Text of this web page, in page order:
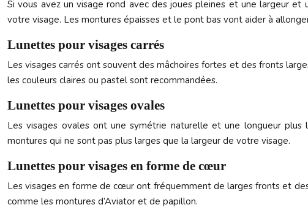
Si vous avez un visage rond avec des joues pleines et une largeur
votre visage. Les montures épaisses et le pont bas vont aider à
Lunettes pour visages carrés
Les visages carrés ont souvent des mâchoires fortes et des fronts
les couleurs claires ou pastel sont recommandées.
Lunettes pour visages ovales
Les visages ovales ont une symétrie naturelle et une longueur
montures qui ne sont pas plus larges que la largeur de votre visage.
Lunettes pour visages en forme de cœur
Les visages en forme de cœur ont fréquemment de larges fronts et
comme les montures d’Aviator et de papillon.